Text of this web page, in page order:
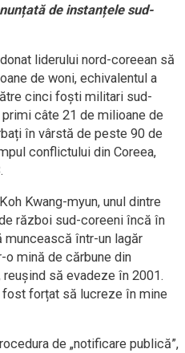
de instanțele sud-
liderului nord-coreean să
de woni, echivalentul a
cinci foști militari sud-
câte 21 de milioane de
în vârstă de peste 90 de
conflictului din Coreea,
Kwang-myun, unul dintre
război sud-coreeni încă în
într-un lagăr
mină de cărbune din
să evadeze în 2001.
fost forțat să lucreze în mine
de „notificare publică”,